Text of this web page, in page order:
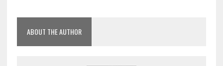
ABOUT THE AUTHOR